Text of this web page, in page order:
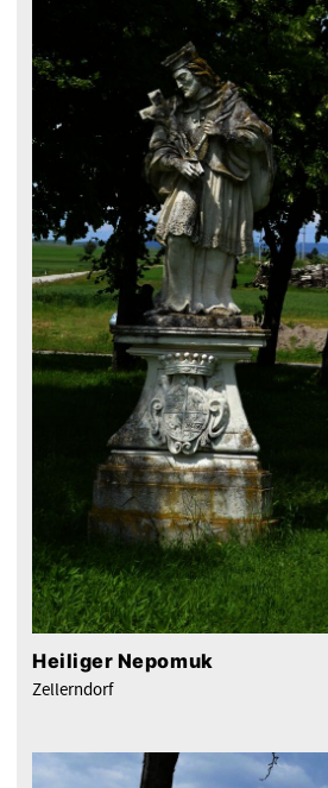
Heiliger Nepomuk
Zellerndorf